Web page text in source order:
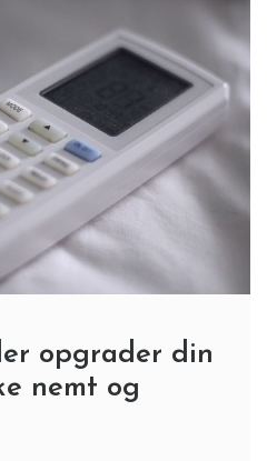
opgrader din
nemt og